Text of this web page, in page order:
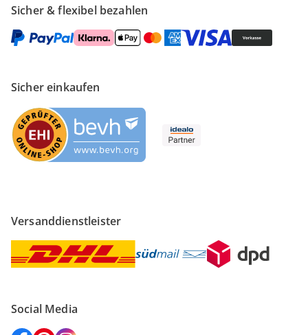
Sicher & flexibel bezahlen
Sicher einkaufen
Versanddienstleister
Social Media